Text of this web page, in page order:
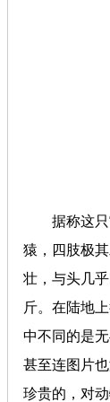
据称这
猿，四肢极
壮，与头几
斤。在陆地
中不同的是
甚至连图片
珍贵的，对